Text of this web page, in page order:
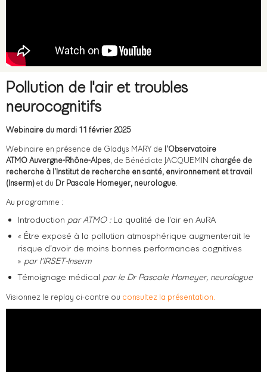
Pollution de l'air et troubles
neurocognitifs
Webinaire du mardi 11 février 2025
Webinaire en présence de Gladys MARY de l’Observatoire
ATMO Auvergne-Rhône-Alpes , de Bénédicte JACQUEMIN chargée de
recherche à l’ Institut de recherche en santé, environnement et travail
( Inserm)et du Dr Pascale Homeyer, neurologue
Au programme :
Introduction par ATMO : La qualité de l’air en AuRA
« Être exposé à la pollution atmosphérique augmenterait le
risque d’avoir de moins bonnes performances cognitives
» par l’IRSET-Inserm
Témoignage médical par le Dr Pascale Homeyer, neurologue
Visionnez le replay ci-contre ou consultez la présentation.